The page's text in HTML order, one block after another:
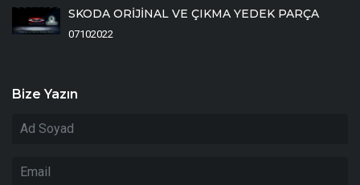
SKODA ORİJİNAL VE ÇIKMA YEDEK PARÇA
07102022
Bize Yazın